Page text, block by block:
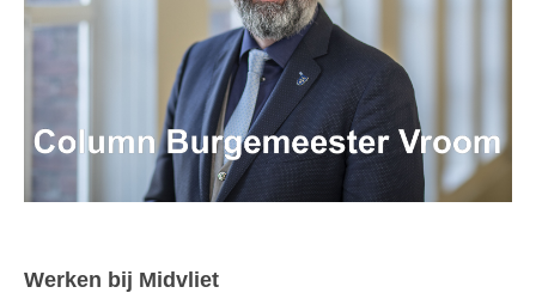
Werken bij Midvliet